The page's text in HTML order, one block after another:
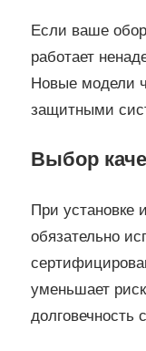
Если ваше
работает
Новые модели
защитными
Выбор
При установке
обязательно
уменьшает
долговечность